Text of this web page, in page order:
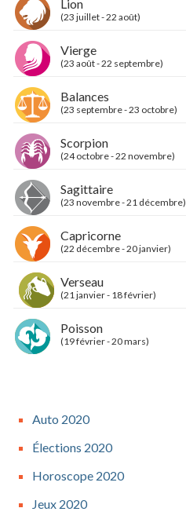
Lion
(23 juillet - 22 août)
Vierge
(23 août - 22 septembre)
Balances
(23 septembre - 23 octobre)
Scorpion
(24 octobre - 22 novembre)
Sagittaire
(23 novembre - 21 décembre)
Capricorne
(22 décembre - 20 janvier)
Verseau
(21 janvier - 18 février)
Poisson
(19 février - 20 mars)
Auto 2020
Élections 2020
Horoscope 2020
Jeux 2020